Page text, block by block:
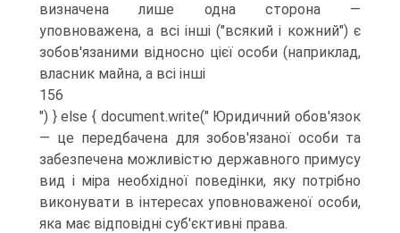
визначена лише одна сторона —
уповноважена, а всі інші ("всякий і кожний") є
зобов'язаними відносно цієї особи (наприклад,
власник майна, а всі інші
156
") } else { document.write(" Юридичний обов'язок
— це передбачена для зобов'язаної особи та
забезпечена можливістю державного примусу
вид і міра необхідної поведінки, яку потрібно
виконувати в інтересах уповноваженої особи,
яка має відповідні суб'єктивні права.